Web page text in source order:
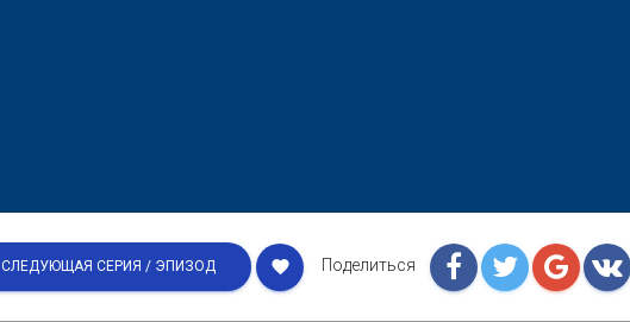
СЛЕДУЮЩАЯ СЕРИЯ / ЭПИЗОД favorite Поделиться